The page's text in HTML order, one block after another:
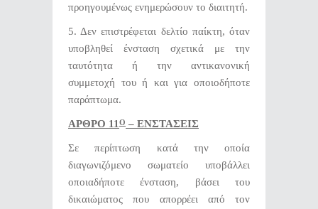
προηγουμένως ενημερώσουν το διαιτητή.
5. Δεν επιστρέφεται δελτίο παίκτη, όταν
υποβληθεί ένσταση σχετικά με την
ταυτότητα ή την αντικανονική
συμμετοχή του ή και για οποιοδήποτε
παράπτωμα.
ΑΡΘΡΟ 11 Ο – ΕΝΣΤΑΣΕΙΣ
Σε περίπτωση κατά την οποία
διαγωνιζόμενο σωματείο υποβάλλει
οποιαδήποτε ένσταση, βάσει του
δικαιώματος που απορρέει από τον